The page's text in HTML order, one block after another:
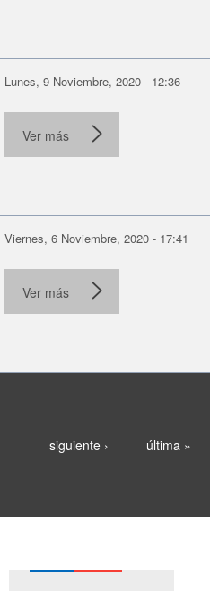
Lunes, 9 Noviembre, 2020 - 12:36
Ver más
Viernes, 6 Noviembre, 2020 - 17:41
Ver más
siguiente › última »